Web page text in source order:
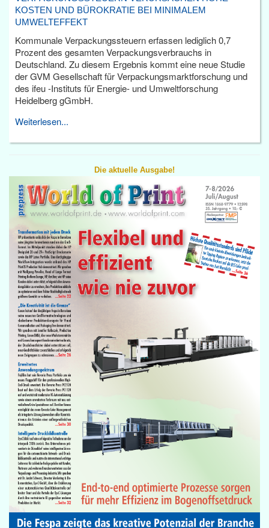
KOSTEN UND BÜROKRATIE BEI MINIMALEM
UMWELTEFFEKT
Kommunale Verpackungssteuern erfassen lediglich 0,7
Prozent des gesamten Verpackungsverbrauchs in
Deutschland. Zu diesem Ergebnis kommt eine neue Studie
der GVM Gesellschaft für Verpackungsmarktforschung und
des ifeu -Instituts für Energie- und Umweltforschung
Heidelberg gGmbH.
Weiterlesen...
Die aktuelle Ausgabe!